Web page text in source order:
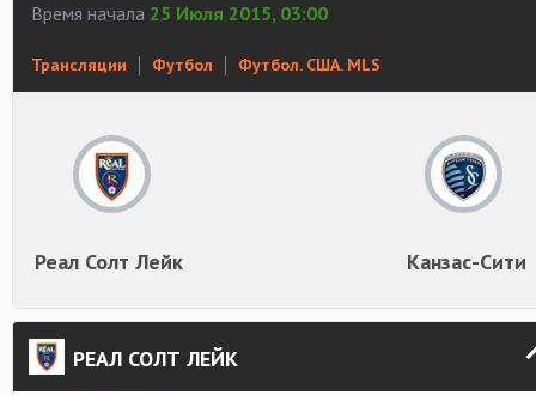
Время начала 25 Июля 2015, 03:00
Трансляции Футбол Футбол. США. MLS
Реал Солт Лейк Канзас-Сити
РЕАЛ СОЛТ ЛЕЙК